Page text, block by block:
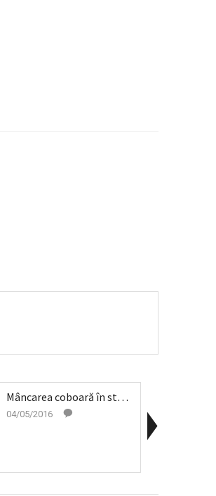
Mâncarea coboară în stradă la Street Food Festival
04/05/2016